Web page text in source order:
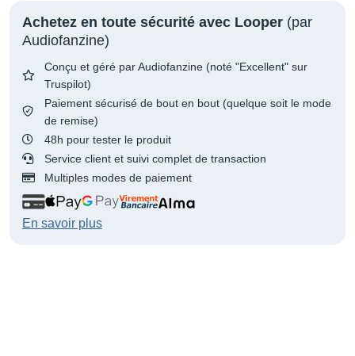
Achetez en toute sécurité avec Looper (par
Audiofanzine)
Conçu et géré par Audiofanzine (noté "Excellent" sur
Truspilot)
Paiement sécurisé de bout en bout (quelque soit le mode
de remise)
48h pour tester le produit
Service client et suivi complet de transaction
Multiples modes de paiement
En savoir plus